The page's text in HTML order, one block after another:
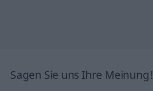
Sagen Sie uns Ihre Meinung!